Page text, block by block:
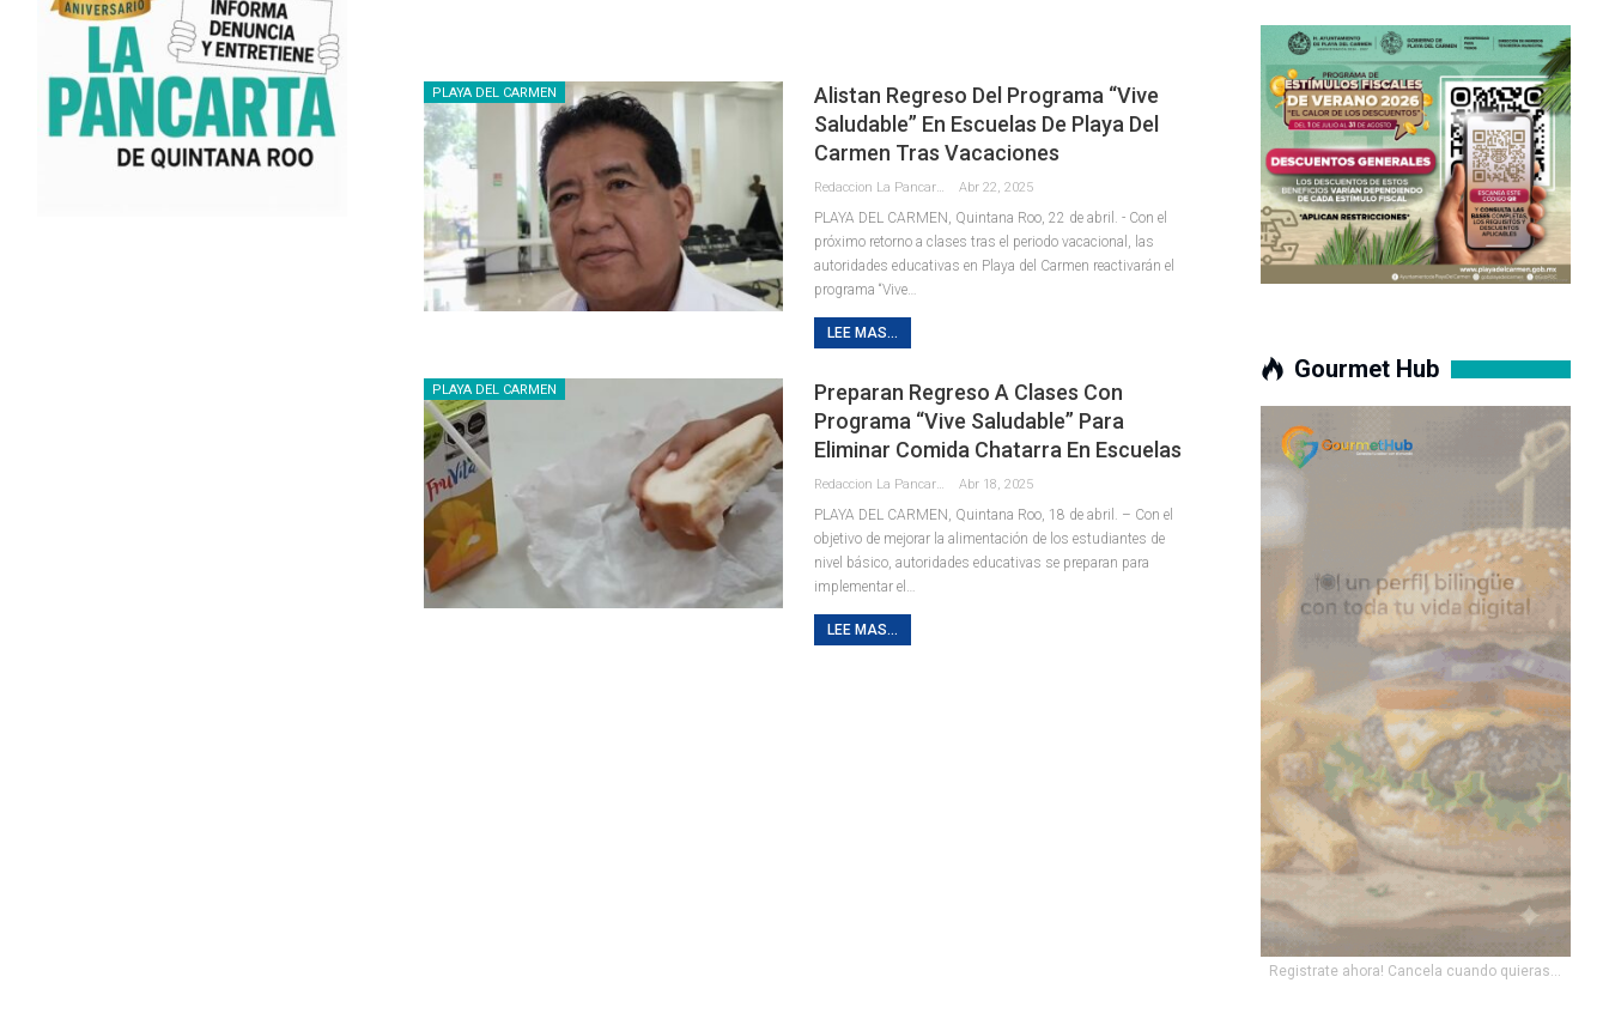
PLAYA DEL CARMEN
Alistan Regreso Del Programa “Vive
Saludable” En Escuelas De Playa Del
Carmen Tras Vacaciones
Abr 22, 2025
PLAYA DEL CARMEN, Quintana Roo, 22 de abril. - Con el
próximo retorno a clases tras el periodo vacacional, las
autoridades educativas en Playa del Carmen reactivarán el
programa “Vive
LEE MAS...
PLAYA DEL CARMEN
Preparan Regreso A Clases Con
Programa “Vive Saludable” Para
Eliminar Comida Chatarra En Escuelas
Abr 18, 2025
PLAYA DEL CARMEN, Quintana Roo, 18 de abril. – Con el
objetivo de mejorar la alimentación de los estudiantes de
nivel básico, autoridades educativas se preparan para
implementar el
LEE MAS...
Gourmet Hub
Registrate ahora! Cancela cuando quieras...